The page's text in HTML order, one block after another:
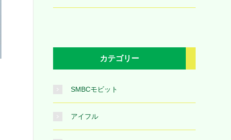
カテゴリー
SMBCモビット
アイフル